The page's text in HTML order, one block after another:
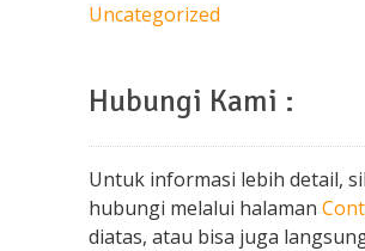
Uncategorized
Hubungi Kami :
Untuk informasi lebih detail,
hubungi melalui halaman
diatas, atau bisa juga